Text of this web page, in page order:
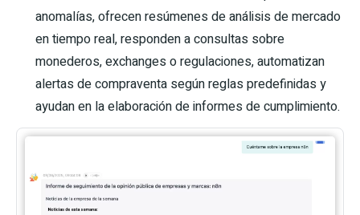
anomalías, ofrecen resúmenes de análisis de mercado
en tiempo real, responden a consultas sobre
monederos, exchanges o regulaciones, automatizan
alertas de compraventa según reglas predefinidas y
ayudan en la elaboración de informes de cumplimiento.